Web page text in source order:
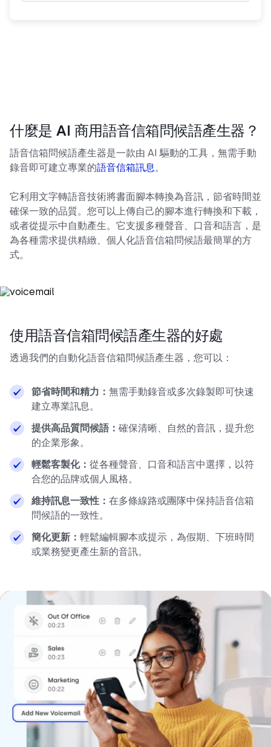
什麼是 AI 商用語音信箱問候語產生器？
語音信箱問候語產生器是一款由 AI 驅動的工具，無需手動
錄音即可建立專業的語音信箱訊息 。
它利用文字轉語音技術將書面腳本轉換為音訊，節省時間並
確保一致的品質。您可以上傳自己的腳本進行轉換和下載，
或者從提示中自動產生。它支援多種聲音、口音和語言，是
為各種需求提供精緻、個人化語音信箱問候語最簡單的方
式。
使用語音信箱問候語產生器的好處
透過我們的自動化語音信箱問候語產生器，您可以：
節省時間和精力： 無需手動錄音或多次錄製即可快速
建立專業訊息。
提供高品質問候語： 確保清晰、自然的音訊，提升您
的企業形象。
輕鬆客製化： 從各種聲音、口音和語言中選擇，以符
合您的品牌或個人風格。
維持訊息一致性： 在多條線路或團隊中保持語音信箱
問候語的一致性。
簡化更新： 輕鬆編輯腳本或提示，為假期、下班時間
或業務變更產生新的音訊。